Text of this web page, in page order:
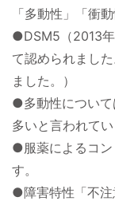
「多動性」「衝
●DSM5（2013年
て認められまし
ました。）
●多動性について
多いと言われてい
●服薬によるコン
す。
●障害特性「不注